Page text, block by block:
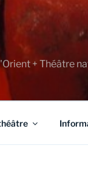
+ Théâtre